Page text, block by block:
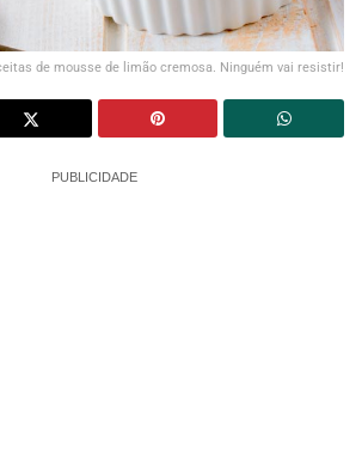
de mousse de limão cremosa. Ninguém vai resistir!
PUBLICIDADE